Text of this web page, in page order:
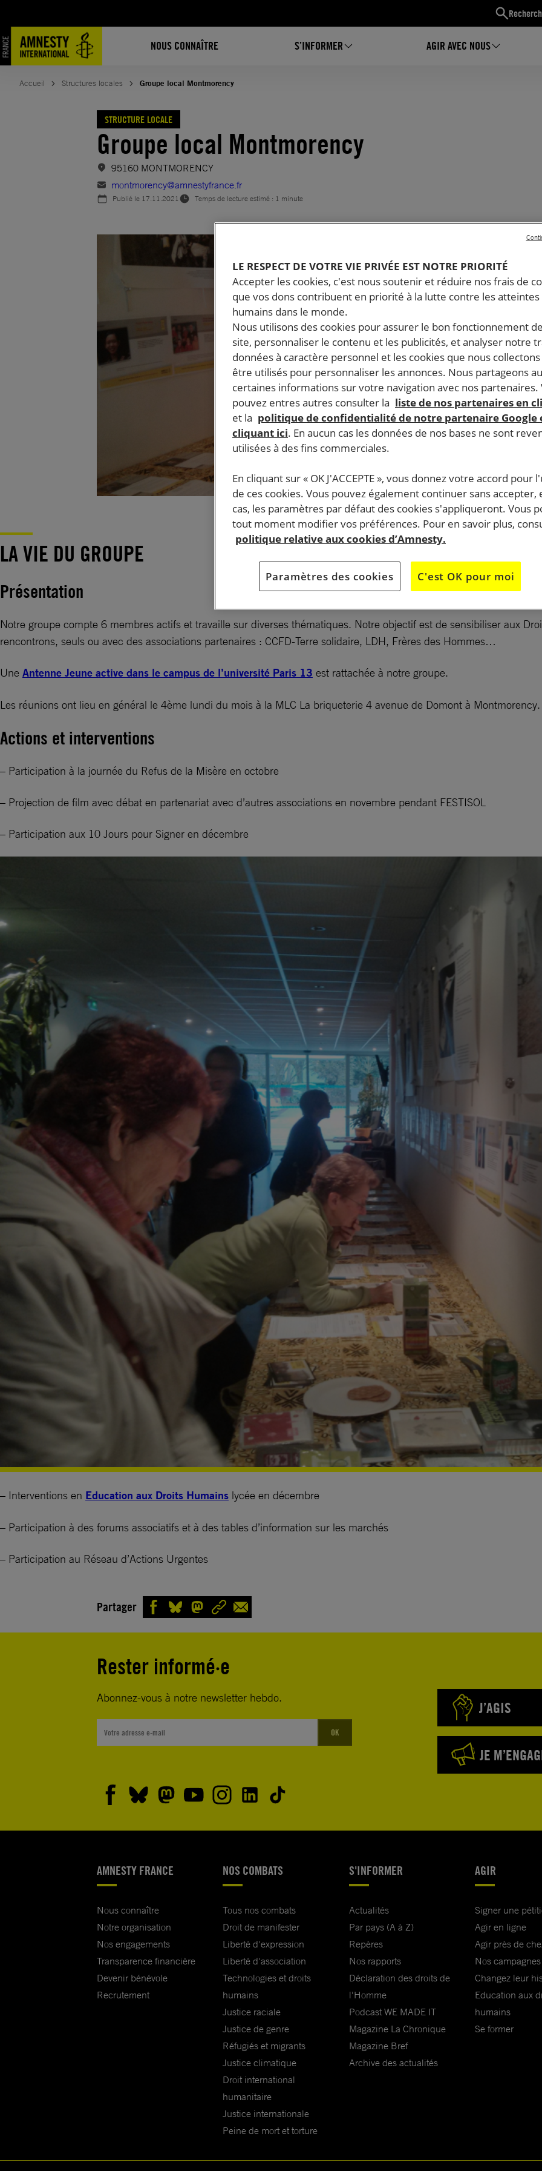
NOUS CONNAÎTRE S’INFORMER AGIR AVEC NOUS
contenu
Accueil Structures locales Groupe local Montmorency
STRUCTURE LOCALE
Groupe local Montmorency
95160 MONTMORENCY
montmorency@amnestyfrance.fr
Publié le 17.11.2021 Temps de lecture estimé : 1 minute
LA VIE DU GROUPE
Présentation
Notre groupe compte 6 membres actifs et travaille sur diverses thématiques. Notre objectif est de sensibiliser aux
rencontrons, seuls ou avec des associations partenaires : CCFD-Terre solidaire, LDH, Frères des Hommes…
Une Antenne Jeune active dans le campus de l’université Paris 13 est rattachée à notre groupe.
Les réunions ont lieu en général le 4ème lundi du mois à la MLC La briqueterie 4 avenue de Domont à Montmorency.
Actions et interventions
– Participation à la journée du Refus de la Misère en octobre
– Projection de film avec débat en partenariat avec d’autres associations en novembre pendant FESTISOL
– Participation aux 10 Jours pour Signer en décembre
– Interventions en Education aux Droits Humains lycée en décembre
– Participation à des forums associatifs et à des tables d’information sur les marchés
– Participation au Réseau d’Actions Urgentes
Partager
Rester informé·e
Abonnez-vous à notre newsletter hebdo.
OK
J’AGIS
JE
AMNESTY FRANCE
Nous connaître
Notre organisation
Nos engagements
Transparence financière
Devenir bénévole
Recrutement
NOS COMBATS
Tous nos combats
Droit de manifester
Liberté d'expression
Liberté d'association
Technologies et droits
humains
Justice raciale
Justice de genre
Réfugiés et migrants
Justice climatique
Droit international
humanitaire
Justice internationale
Peine de mort et torture
S'INFORMER
Actualités
Par pays (A à Z)
Repères
Nos rapports
Déclaration des droits de
l'Homme
Podcast WE MADE IT
Magazine La Chronique
Magazine Bref
Archive des actualités
AGIR
Signer une
Agir en ligne
Agir près de
Nos campagnes
Changez leur
Education aux
humains
Se former
LE RESPECT DE VOTRE VIE PRIVÉE EST NOTRE PRIORITÉ
Accepter les cookies, c'est nous soutenir et réduire nos frais de
que vos dons contribuent en priorité à la lutte contre les
humains dans le monde.
Nous utilisons des cookies pour assurer le bon fonctionnement
site, personnaliser le contenu et les publicités, et analyser notre
données à caractère personnel et les cookies que nous
être utilisés pour personnaliser les annonces. Nous partageons
certaines informations sur votre navigation avec nos partenaires.
pouvez entres autres consulter la liste de nos partenaires en
et la politique de confidentialité de notre partenaire Google
cliquant ici. En aucun cas les données de nos bases ne sont
utilisées à des fins commerciales.
En cliquant sur « OK J'ACCEPTE », vous donnez votre accord pour
de ces cookies. Vous pouvez également continuer sans accepter,
cas, les paramètres par défaut des cookies s'appliqueront. Vous
tout moment modifier vos préférences. Pour en savoir plus,
politique relative aux cookies d’Amnesty.
Paramètres des cookies C'est OK pour moi